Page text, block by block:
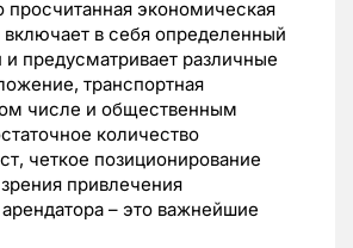
просчитанная экономическая
включает в себя определенный
и предусматривает различные
транспортная
числе и общественным
количество
четкое позиционирование
привлечения
– это важнейшие